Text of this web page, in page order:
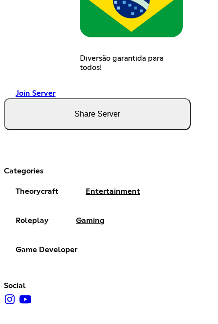
Diversão garantida para
todos!
Join Server
Share Server
Categories
Theorycraft Entertainment
Roleplay Gaming
Game Developer
Social